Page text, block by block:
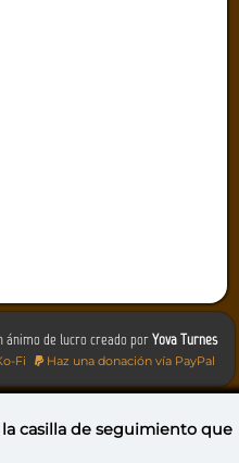
ánimo de lucro creado porYova Turnes
Fi Haz una donación vía PayPal
casilla de seguimiento que